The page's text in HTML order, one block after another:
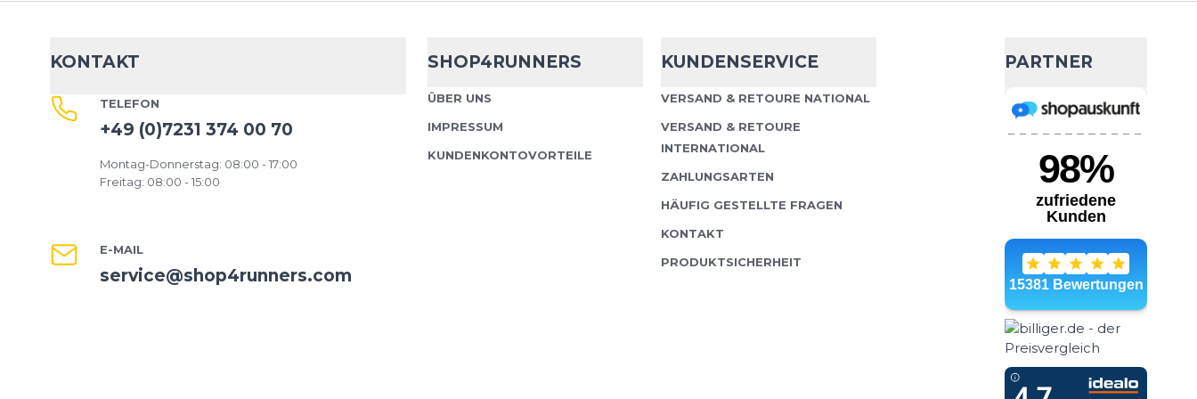
Performance S/S Tee
15,99 € 24,90 €
Das Vernon V2 Performance S/S Tee punktet mit
Es ist...
Wähle deine Größe
EnduranceVernon V2
- 60 %
9,99 €
Wähle deine Größe
IN DEN WARENKORB
KONTAKT
TELEFON
+49 (0)7231 374 00 70
Montag-Donnerstag: 08:00 - 17:00
Freitag: 08:00 - 15:00
E-MAIL
service@shop4runners.com
SHOP4RUNNERS
ÜBER UNS
IMPRESSUM
KUNDENKONTOVORTEILE
KUNDENSERVICE
VERSAND & RETOURE NATIONAL
VERSAND & RETOURE
INTERNATIONAL
ZAHLUNGSARTEN
HÄUFIG GESTELLTE FRAGEN
KONTAKT
PRODUKTSICHERHEIT
PARTNER